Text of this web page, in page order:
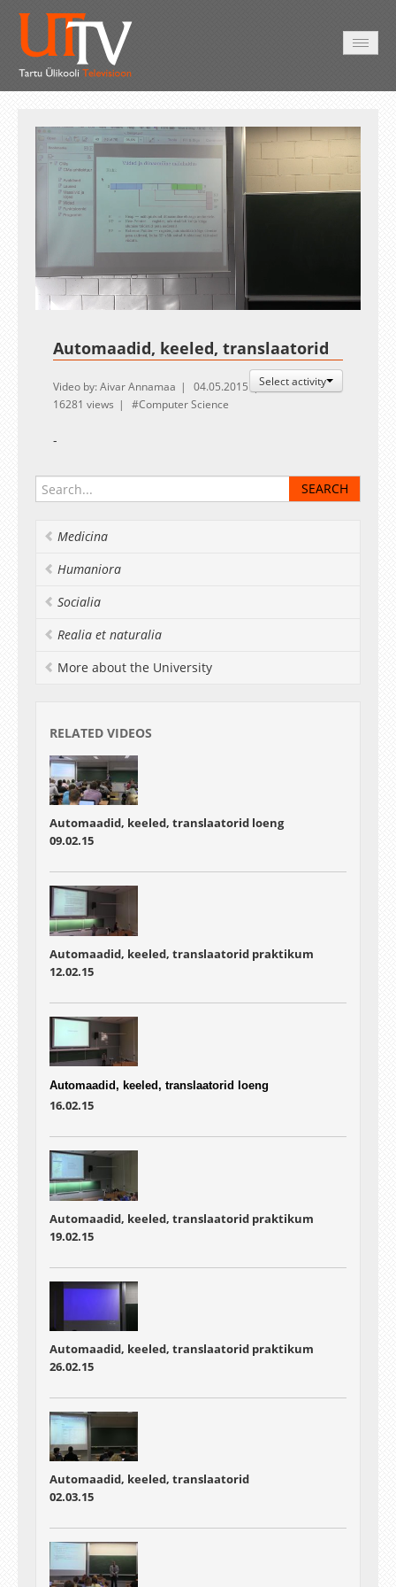
Loaded:
0.27%
Esituskiirused
Auto
Automaadid, keeled, translaatorid
Select activity
Video by: Aivar Annamaa
04.05.2015
16281 views
Computer Science
-
Medicina
Humaniora
Socialia
Realia et naturalia
More about the University
RELATED VIDEOS
Automaadid, keeled, translaatorid loeng
09.02.15
Automaadid, keeled, translaatorid praktikum
12.02.15
Automaadid, keeled, translaatorid loeng
16.02.15
Automaadid, keeled, translaatorid praktikum
19.02.15
Automaadid, keeled, translaatorid praktikum
26.02.15
Automaadid, keeled, translaatorid
02.03.15